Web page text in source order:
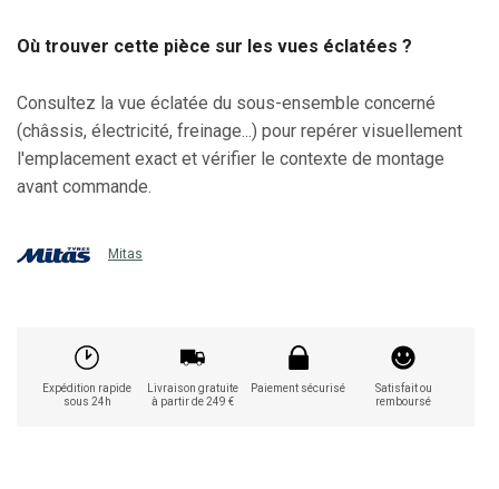
Où trouver cette pièce sur les vues éclatées ?
Consultez la vue éclatée du sous-ensemble concerné
(châssis, électricité, freinage...) pour repérer visuellement
l'emplacement exact et vérifier le contexte de montage
avant commande.
Mitas
Expédition rapide
sous 24h
Livraison gratuite
à partir de 249 €
Paiement sécurisé
Satisfait ou
remboursé